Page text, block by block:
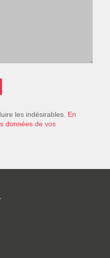
les indésirables. En
données de vos